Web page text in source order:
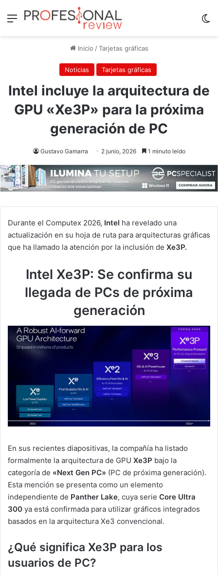
Menú
Inicio / Tarjetas gráficas
Noticias Tarjetas gráficas
Intel incluye la arquitectura de
GPU «Xe3P» para la próxima
generación de PC
Gustavo Gamarra 2 junio, 2026 1 minuto leído
Durante el Computex 2026, Intel ha revelado una
actualización en su hoja de ruta para arquitecturas gráficas
que ha llamado la atención por la inclusión de Xe3P.
Intel Xe3P: Se confirma su
llegada de PCs de próxima
generación
En sus recientes diapositivas, la compañía ha listado
formalmente la arquitectura de GPU Xe3P bajo la
categoría de «Next Gen PC» (PC de próxima generación).
Esta mención se presenta como un elemento
independiente de Panther Lake, cuya serie Core Ultra
300 ya está confirmada para utilizar gráficos integrados
basados en la arquitectura Xe3 convencional.
¿Qué significa Xe3P para los
usuarios de PC?